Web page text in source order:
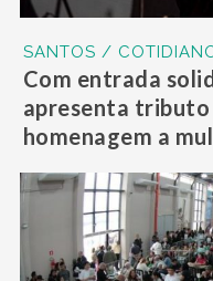
SANTOS /
Com entrada
apresenta tributo
homenagem a